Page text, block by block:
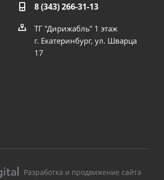
8 (343) 266-31-13
ТГ "Дирижабль" 1 этаж
г. Екатеринбург, ул. Шварца
17
Разработка и продвижение сайта